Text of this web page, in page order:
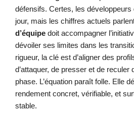
défensifs. Certes, les
jour, mais les chiffres actuels
d’équipe doit accompagner
dévoiler ses limites dans les
rigueur, la clé est d’aligner des
d’attaquer, de presser et de reculer
phase. L’équation paraît folle. Elle
rendement concret, vérifiable, et
stable.